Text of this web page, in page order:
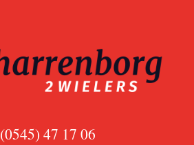
(0545) 47 17 06